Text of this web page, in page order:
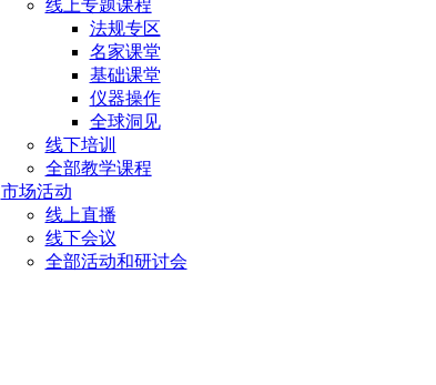
线上专题课程
法规专区
名家课堂
基础课堂
仪器操作
全球洞见
线下培训
全部教学课程
市场活动
线上直播
线下会议
全部活动和研讨会